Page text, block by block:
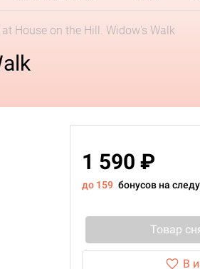
House on the Hill. Widow's Walk
1 590 ₽
до 159 бонусов на
Товар
В